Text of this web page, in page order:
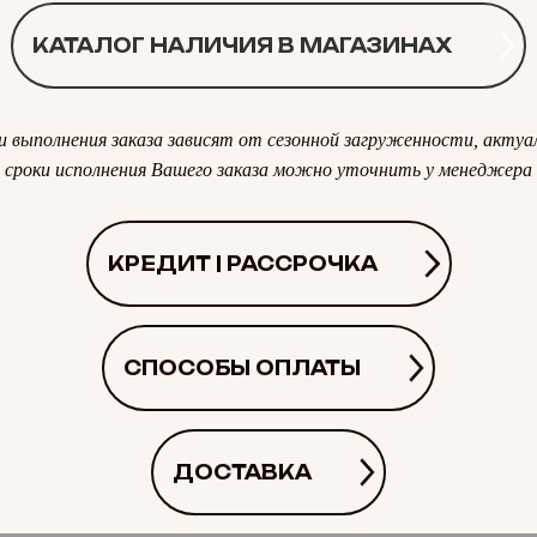
КАТАЛОГ НАЛИЧИЯ В МАГАЗИНАХ
выполнения заказа зависят от сезонной загруженности,
сроки исполнения Вашего заказа можно уточнить у менеджера
КРЕДИТ | РАССРОЧКА
СПОСОБЫ ОПЛАТЫ
ДОСТАВКА